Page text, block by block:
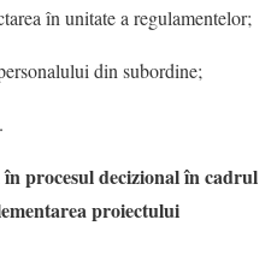
în unitate a regulamentelor;
din subordine;
procesul decizional în cadrul
proiectului